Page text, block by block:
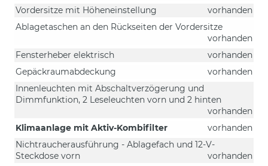
Vordersitze mit Höheneinstellung
vorhanden
Ablagetaschen an den Rückseiten der Vordersitze
vorhanden
Fensterheber elektrisch
vorhanden
Gepäckraumabdeckung
vorhanden
Innenleuchten mit Abschaltverzögerung und
Dimmfunktion, 2 Leseleuchten vorn und 2 hinten
vorhanden
Klimaanlage mit Aktiv-Kombifilter
vorhanden
Nichtraucherausführung - Ablagefach und 12-V-
Steckdose vorn
vorhanden